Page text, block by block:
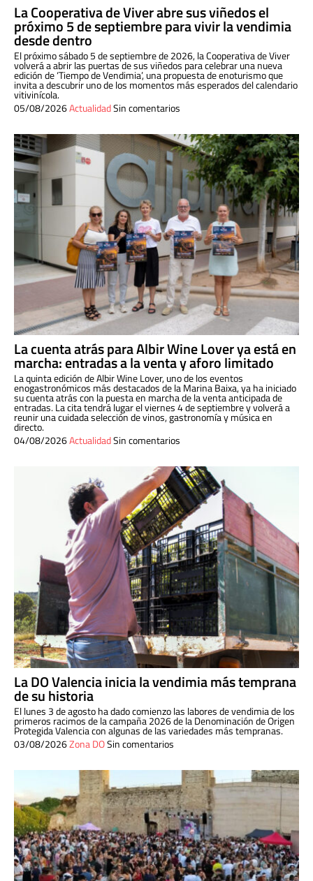
La Cooperativa de Viver abre sus viñedos el
próximo 5 de septiembre para vivir la vendimia
desde dentro
El próximo sábado 5 de septiembre de 2026, la Cooperativa de Viver
volverá a abrir las puertas de sus viñedos para celebrar una nueva
edición de ‘Tiempo de Vendimia’, una propuesta de enoturismo que
invita a descubrir uno de los momentos más esperados del calendario
vitivinícola.
05/08/2026ActualidadSin comentarios
La cuenta atrás para Albir Wine Lover ya está en
marcha: entradas a la venta y aforo limitado
La quinta edición de Albir Wine Lover, uno de los eventos
enogastronómicos más destacados de la Marina Baixa, ya ha iniciado
su cuenta atrás con la puesta en marcha de la venta anticipada de
entradas. La cita tendrá lugar el viernes 4 de septiembre y volverá a
reunir una cuidada selección de vinos, gastronomía y música en
directo.
04/08/2026ActualidadSin comentarios
La DO Valencia inicia la vendimia más temprana
de su historia
El lunes 3 de agosto ha dado comienzo las labores de vendimia de los
primeros racimos de la campaña 2026 de la Denominación de Origen
Protegida Valencia con algunas de las variedades más tempranas.
03/08/2026Zona DOSin comentarios